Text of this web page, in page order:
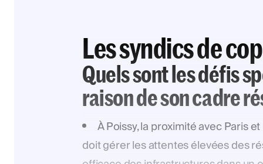
Les syndics de
Quels sont les défis
raison de son cadre
À Poissy, la proximité avec Paris
doit gérer les attentes élevées des